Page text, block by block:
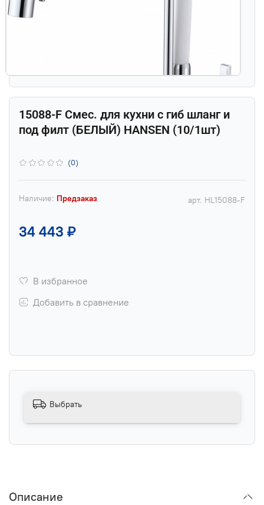
(0)
арт. HL15088-F
Наличие: Предзаказ
15088-F Смес. для кухни с гиб шланг и
под филт (БЕЛЫЙ) HANSEN (10/1шт)
34 443 ₽
В избранное
Добавить в сравнение
Выбрать
Описание